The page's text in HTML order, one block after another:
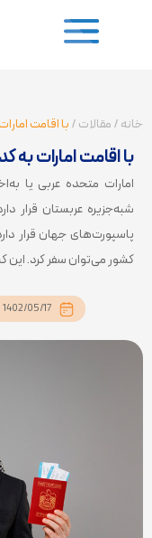
خانه/مقالات/با اقامت
با اقامت امارات
امارات متحده عربی یا
شبه‌جزیره عربستان قرار
کشور می‌توان سفر کرد. این
1402/05/17